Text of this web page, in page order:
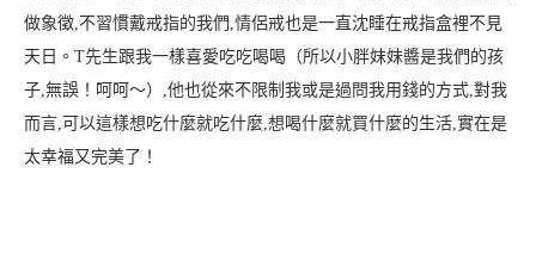
做象徵,不習慣戴戒指的我們,情侶戒也是一直沈睡在戒指盒裡不見
天日。T先生跟我一樣喜愛吃吃喝喝（所以小胖妹妹醬是我們的孩
子,無誤！呵呵～）,他也從來不限制我或是過問我用錢的方式,對我
而言,可以這樣想吃什麼就吃什麼,想喝什麼就買什麼的生活,實在是
太幸福又完美了！